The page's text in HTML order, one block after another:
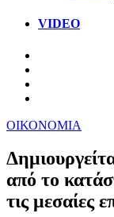
VIDEO
ΟΙΚΟΝΟΜΙΑ
από το
τις μεσαίες